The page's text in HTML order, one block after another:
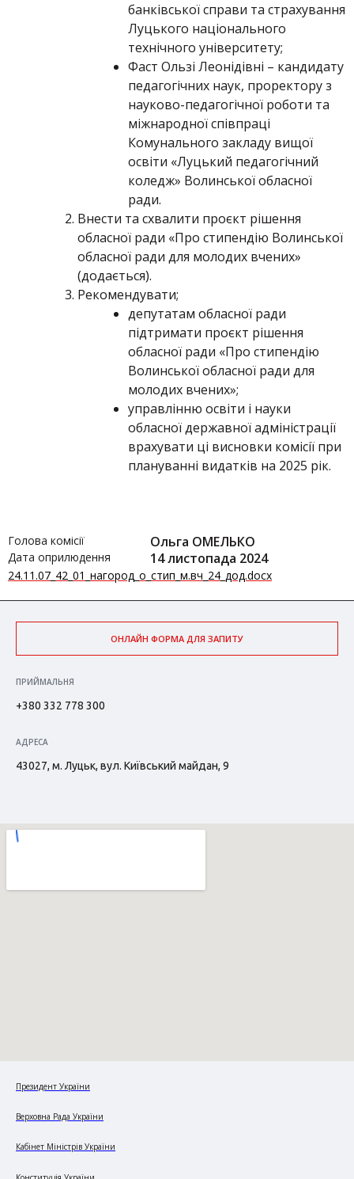
банківської справи та страхування
Луцького національного
технічного університету;
Фаст Ользі Леонідівні – кандидату
педагогічних наук, проректору з
науково-педагогічної роботи та
міжнародної співпраці
Комунального закладу вищої
освіти «Луцький педагогічний
коледж» Волинської обласної
ради.
Внести та схвалити проєкт рішення
обласної ради «Про стипендію Волинської
обласної ради для молодих вчених»
(додається).
Рекомендувати;
депутатам обласної ради
підтримати проєкт рішення
обласної ради «Про стипендію
Волинської обласної ради для
молодих вчених»;
управлінню освіти і науки
обласної державної адміністрації
врахувати ці висновки комісії при
плануванні видатків на 2025 рік.
24.11.07_42_01_нагород_о_стип_м.вч_24_дод.docx
Голова комісії Ольга ОМЕЛЬКО
Дата оприлюдення 14 листопада 2024
ОНЛАЙН ФОРМА ДЛЯ ЗАПИТУ
ПРИЙМАЛЬНЯ
+380 332 778 300
АДРЕСА
43027, м. Луцьк, вул. Київський майдан, 9
Президент України
Верховна Рада України
Кабінет Міністрів України